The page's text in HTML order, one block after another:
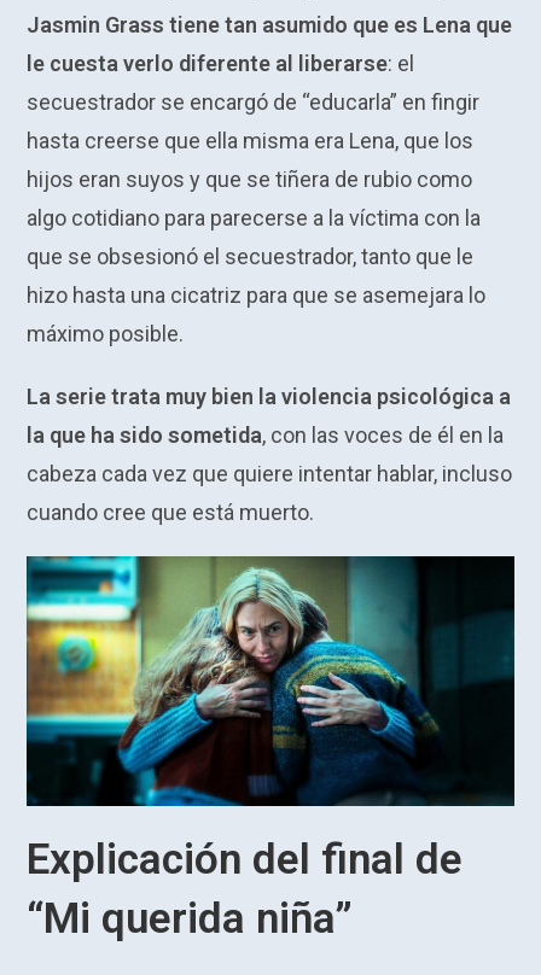
Jasmin Grass tiene tan asumido que es Lena que
le cuesta verlo diferente al liberarse: el
secuestrador se encargó de “educarla” en fingir
hasta creerse que ella misma era Lena, que los
hijos eran suyos y que se tiñera de rubio como
algo cotidiano para parecerse a la víctima con la
que se obsesionó el secuestrador, tanto que le
hizo hasta una cicatriz para que se asemejara lo
máximo posible.
La serie trata muy bien la violencia psicológica a
la que ha sido sometida, con las voces de él en la
cabeza cada vez que quiere intentar hablar, incluso
cuando cree que está muerto.
Explicación del final de
“Mi querida niña”